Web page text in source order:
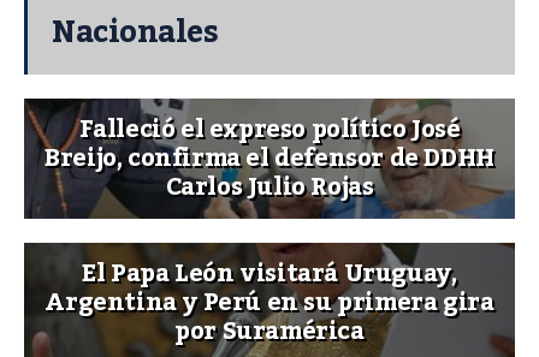
Nacionales
Falleció el expreso político José
Breijo, confirma el defensor de DDHH
Carlos Julio Rojas
El Papa León visitará Uruguay,
Argentina y Perú en su primera gira
por Suramérica